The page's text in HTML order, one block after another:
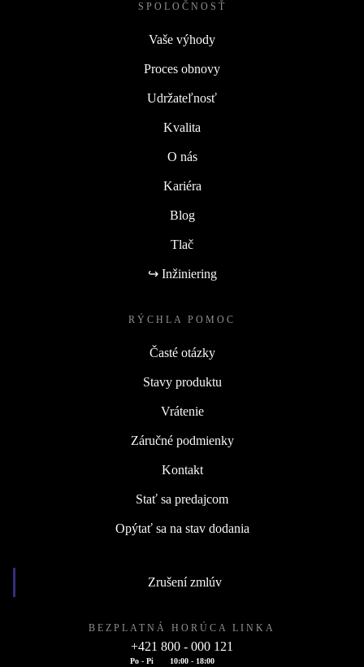
SPOLOČNOSŤ
Vaše výhody
Proces obnovy
Udržateľnosť
Kvalita
O nás
Kariéra
Blog
Tlač
↪ Inžiniering
RÝCHLA POMOC
Časté otázky
Stavy produktu
Vrátenie
Záručné podmienky
Kontakt
Stať sa predajcom
Opýtať sa na stav dodania
Zrušení zmlúv
BEZPLATNÁ HORÚCA LINKA
+421 800 - 000 121
Po - Pi
10:00 - 18:00